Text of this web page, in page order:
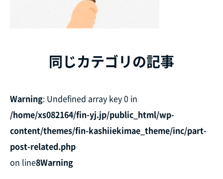
同じカテゴリの記事
Warning: Undefined array key 0 in
/home/xs082164/fin-yj.jp/public_html/wp-
content/themes/fin-kashiiekimae_theme/inc/part-
post-related.php
on line8Warning